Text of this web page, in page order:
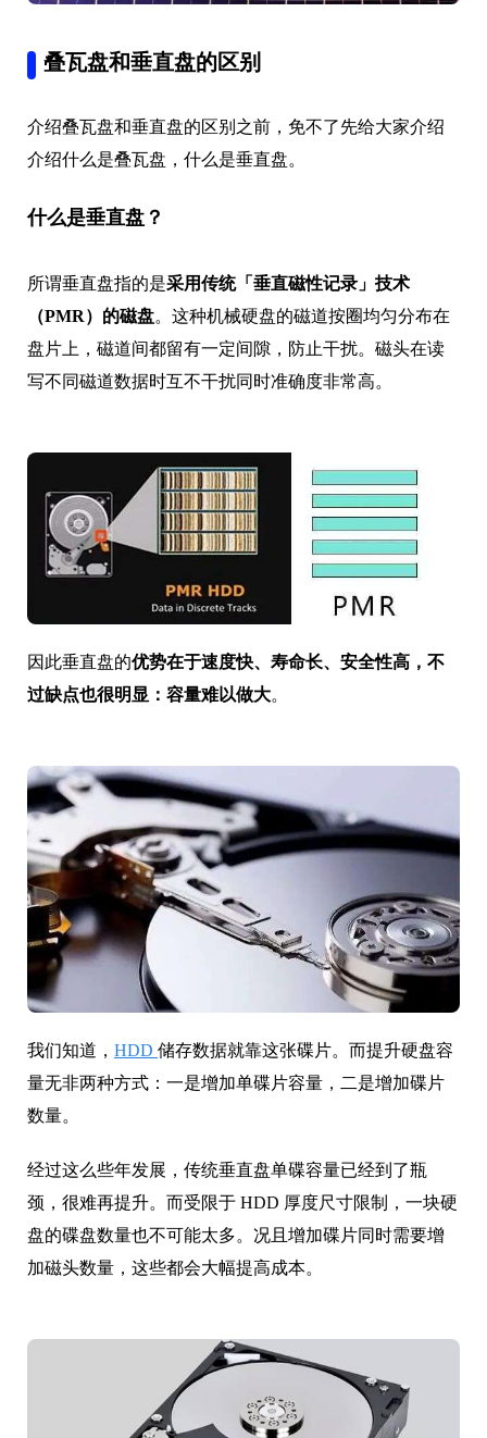
叠瓦盘和垂直盘的区别
介绍叠瓦盘和垂直盘的区别之前，免不了先给大家介绍
介绍什么是叠瓦盘，什么是垂直盘。
什么是垂直盘？
所谓垂直盘指的是采用传统「垂直磁性记录」技术
（PMR）的磁盘。这种机械硬盘的磁道按圈均匀分布在
盘片上，磁道间都留有一定间隙，防止干扰。磁头在读
写不同磁道数据时互不干扰同时准确度非常高。
因此垂直盘的优势在于速度快、寿命长、安全性高，不
过缺点也很明显：容量难以做大。
我们知道， HDD 储存数据就靠这张碟片。而提升硬盘容
量无非两种方式：一是增加单碟片容量，二是增加碟片
数量。
经过这么些年发展，传统垂直盘单碟容量已经到了瓶
颈，很难再提升。而受限于 HDD 厚度尺寸限制，一块硬
盘的碟盘数量也不可能太多。况且增加碟片同时需要增
加磁头数量，这些都会大幅提高成本。